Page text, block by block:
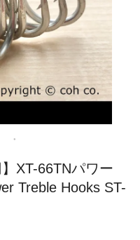
XT-66TNパワー
Treble Hooks ST-